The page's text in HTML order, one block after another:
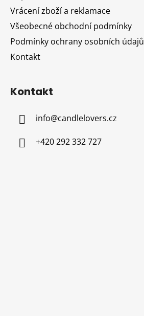
Vrácení zboží a reklamace
Všeobecné obchodní podmínky
Podmínky ochrany osobních údajů
Kontakt
Kontakt
info@candlelovers.cz
+420 292 332 727